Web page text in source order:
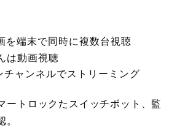
を端末で同時に複数台視聴
は動画視聴
チャンネルでストリーミング
ートロックたスイッチボット、監
。